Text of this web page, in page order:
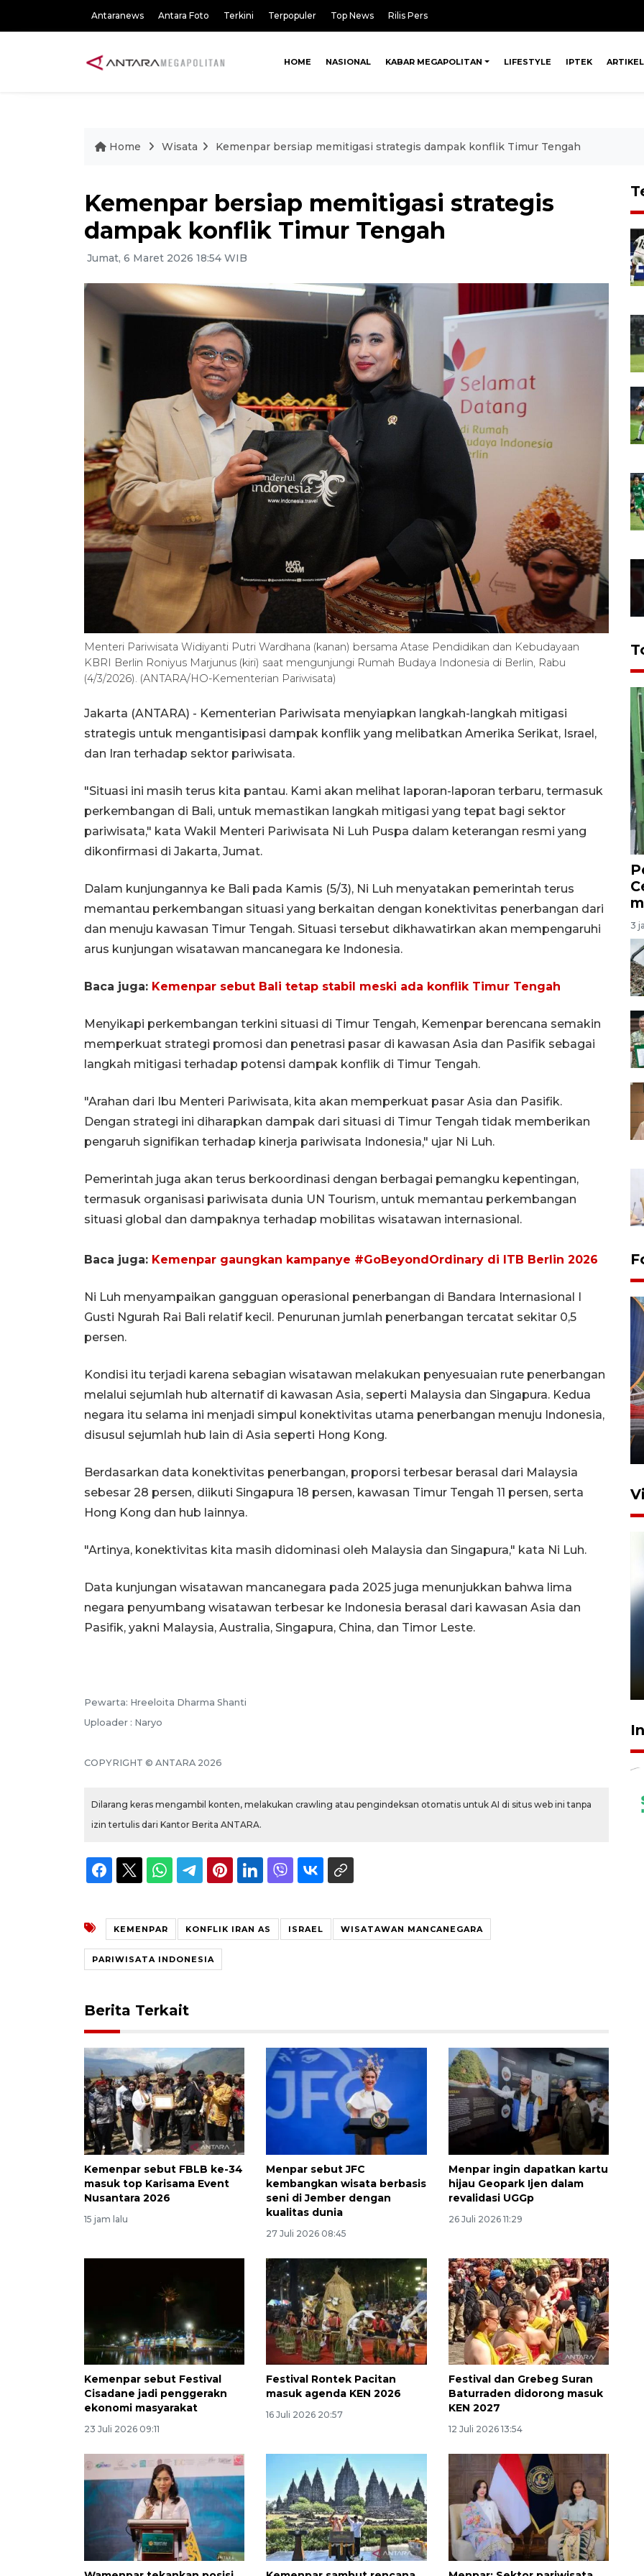
Antaranews Antara Foto Terkini Terpopuler Top News Rilis Pers
HOME NASIONAL KABAR MEGAPOLITAN LIFESTYLE IPTEK ARTIKEL
Home Wisata Kemenpar bersiap memitigasi strategis dampak konflik Timur Tengah
Kemenpar bersiap memitigasi strategis
dampak konflik Timur Tengah
Jumat, 6 Maret 2026 18:54 WIB
Menteri Pariwisata Widiyanti Putri Wardhana (kanan) bersama Atase Pendidikan dan Kebudayaan
KBRI Berlin Roniyus Marjunus (kiri) saat mengunjungi Rumah Budaya Indonesia di Berlin, Rabu
(4/3/2026). (ANTARA/HO-Kementerian Pariwisata)
Jakarta (ANTARA) - Kementerian Pariwisata menyiapkan langkah-langkah mitigasi
strategis untuk mengantisipasi dampak konflik yang melibatkan Amerika Serikat, Israel,
dan Iran terhadap sektor pariwisata.
"Situasi ini masih terus kita pantau. Kami akan melihat laporan-laporan terbaru, termasuk
perkembangan di Bali, untuk memastikan langkah mitigasi yang tepat bagi sektor
pariwisata," kata Wakil Menteri Pariwisata Ni Luh Puspa dalam keterangan resmi yang
dikonfirmasi di Jakarta, Jumat.
Dalam kunjungannya ke Bali pada Kamis (5/3), Ni Luh menyatakan pemerintah terus
memantau perkembangan situasi yang berkaitan dengan konektivitas penerbangan dari
dan menuju kawasan Timur Tengah. Situasi tersebut dikhawatirkan akan mempengaruhi
arus kunjungan wisatawan mancanegara ke Indonesia.
Baca juga: Kemenpar sebut Bali tetap stabil meski ada konflik Timur Tengah
Menyikapi perkembangan terkini situasi di Timur Tengah, Kemenpar berencana semakin
memperkuat strategi promosi dan penetrasi pasar di kawasan Asia dan Pasifik sebagai
langkah mitigasi terhadap potensi dampak konflik di Timur Tengah.
"Arahan dari Ibu Menteri Pariwisata, kita akan memperkuat pasar Asia dan Pasifik.
Dengan strategi ini diharapkan dampak dari situasi di Timur Tengah tidak memberikan
pengaruh signifikan terhadap kinerja pariwisata Indonesia," ujar Ni Luh.
Pemerintah juga akan terus berkoordinasi dengan berbagai pemangku kepentingan,
termasuk organisasi pariwisata dunia UN Tourism, untuk memantau perkembangan
situasi global dan dampaknya terhadap mobilitas wisatawan internasional.
Baca juga: Kemenpar gaungkan kampanye #GoBeyondOrdinary di ITB Berlin 2026
Ni Luh menyampaikan gangguan operasional penerbangan di Bandara Internasional I
Gusti Ngurah Rai Bali relatif kecil. Penurunan jumlah penerbangan tercatat sekitar 0,5
persen.
Kondisi itu terjadi karena sebagian wisatawan melakukan penyesuaian rute penerbangan
melalui sejumlah hub alternatif di kawasan Asia, seperti Malaysia dan Singapura. Kedua
negara itu selama ini menjadi simpul konektivitas utama penerbangan menuju Indonesia,
disusul sejumlah hub lain di Asia seperti Hong Kong.
Berdasarkan data konektivitas penerbangan, proporsi terbesar berasal dari Malaysia
sebesar 28 persen, diikuti Singapura 18 persen, kawasan Timur Tengah 11 persen, serta
Hong Kong dan hub lainnya.
"Artinya, konektivitas kita masih didominasi oleh Malaysia dan Singapura," kata Ni Luh.
Data kunjungan wisatawan mancanegara pada 2025 juga menunjukkan bahwa lima
negara penyumbang wisatawan terbesar ke Indonesia berasal dari kawasan Asia dan
Pasifik, yakni Malaysia, Australia, Singapura, China, dan Timor Leste.
Pewarta: Hreeloita Dharma Shanti
Uploader : Naryo
COPYRIGHT © ANTARA 2026
Dilarang keras mengambil konten, melakukan crawling atau pengindeksan otomatis untuk AI di situs web ini tanpa
izin tertulis dari Kantor Berita ANTARA.
KEMENPAR KONFLIK IRAN AS ISRAEL WISATAWAN MANCANEGARA
PARIWISATA INDONESIA
Berita Terkait
Kemenpar sebut FBLB ke-34
masuk top Karisama Event
Nusantara 2026
15 jam lalu
Menpar sebut JFC
kembangkan wisata berbasis
seni di Jember dengan
kualitas dunia
27 Juli 2026 08:45
Menpar ingin dapatkan kartu
hijau Geopark Ijen dalam
revalidasi UGGp
26 Juli 2026 11:29
Kemenpar sebut Festival
Cisadane jadi penggerakn
ekonomi masyarakat
23 Juli 2026 09:11
Festival Rontek Pacitan
masuk agenda KEN 2026
16 Juli 2026 20:57
Festival dan Grebeg Suran
Baturraden didorong masuk
KEN 2027
12 Juli 2026 13:54
3
Komisi V DPR tinjau
perlintasan sebidang di
Stasiun Bogor
Awas penipuan berbasis AI